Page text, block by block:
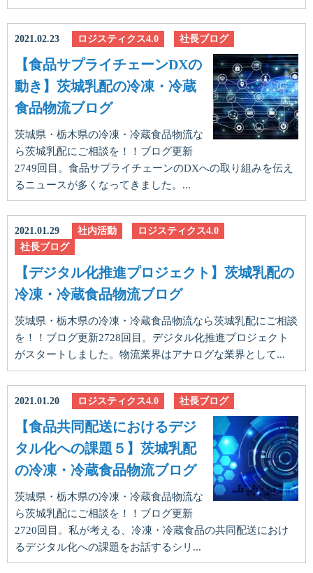
2021.02.23 ロジスティクス4.0 社長ブログ
【食品サプライチェーンDXの
動き】茨城乳配の冷凍・冷蔵
食品物流ブログ
茨城県・栃木県の冷凍・冷蔵食品物流な
ら茨城乳配にご相談を！！ブログ更新
2749回目。食品サプライチェーンのDXへの取り組みを伝え
るニュースが多くなってきました。...
2021.01.29 社内活動
ロジスティクス4.0
社長ブログ
【デジタル化推進プロジェクト】茨城乳配の
冷凍・冷蔵食品物流ブログ
茨城県・栃木県の冷凍・冷蔵食品物流なら茨城乳配にご相談
を！！ブログ更新2728回目。デジタル化推進プロジェクト
がスタートしました。物流業界はアナログな業界として...
2021.01.20 ロジスティクス4.0 社長ブログ
【食品共同配送におけるデジ
タル化への課題５】茨城乳配
の冷凍・冷蔵食品物流ブログ
茨城県・栃木県の冷凍・冷蔵食品物流な
ら茨城乳配にご相談を！！ブログ更新
2720回目。私が考える、冷凍・冷蔵食品の共同配送におけ
るデジタル化への課題をお話するシリ...